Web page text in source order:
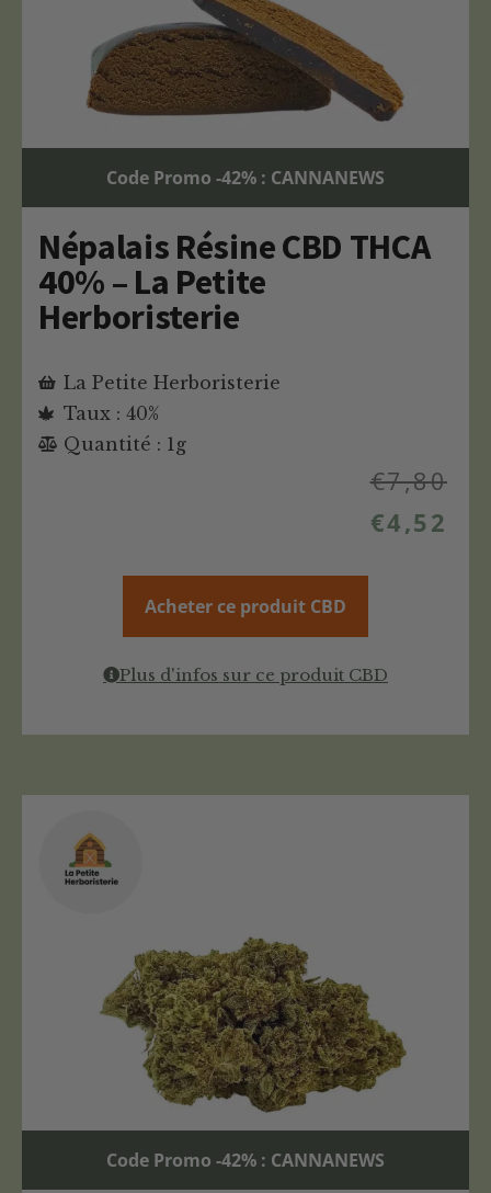
Code Promo -42% : CANNANEWS
Népalais Résine CBD THCA
40% – La Petite
Herboristerie
La Petite Herboristerie
Taux : 40%
Quantité : 1g
€7,80
€4,52
Acheter ce produit CBD
Plus d'infos sur ce produit CBD
Code Promo -42% : CANNANEWS